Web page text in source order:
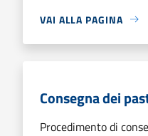
VAI ALLA PAGINA
Consegna dei
Procedimento di